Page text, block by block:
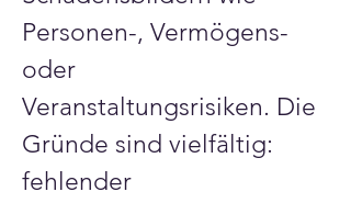
Personen-, Vermögens-
oder
Veranstaltungsrisiken. Die
Gründe sind vielfältig:
fehlender